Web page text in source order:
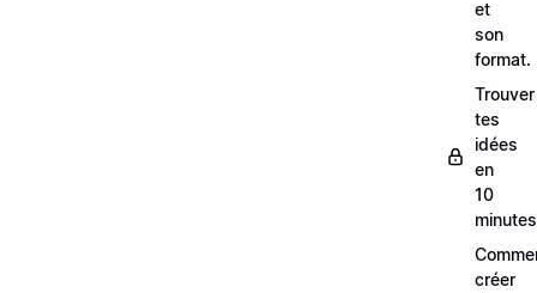
et
son
format.
Trouver
tes
idées
en
10
créer